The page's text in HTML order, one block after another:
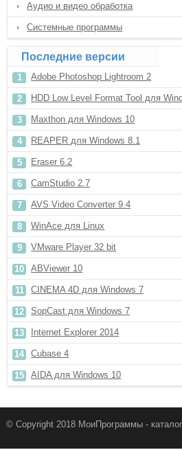
Аудио и видео обработка
Системные программы
Последние версии
Adobe Photoshop Lightroom 2
HDD Low Level Format Tool для
Maxthon для Windows 10
REAPER для Windows 8.1
Eraser 6.2
CamStudio 2.7
AVS Video Converter 9.4
WinAce для Linux
VMware Player 32 bit
ABViewer 10
CINEMA 4D для Windows 7
SopCast для Windows 7
Internet Explorer 2014
Cubase 4
AIDA для Windows 10
© Copyright 2018 МоиПрограммы -